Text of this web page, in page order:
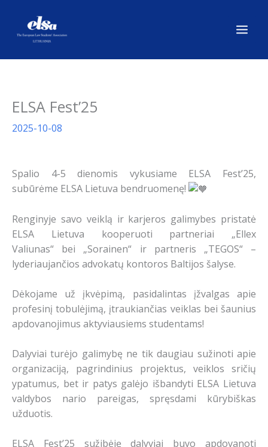
turinio
ELSA Fest’25
2025-10-08
Spalio 4-5 dienomis vykusiame ELSA Fest’25,
subūrėme ELSA Lietuva bendruomenę!
Renginyje savo veiklą ir karjeros galimybes pristatė
ELSA Lietuva kooperuoti partneriai „Ellex
Valiunas“ bei „Sorainen“ ir partneris „TEGOS“ –
lyderiaujančios advokatų kontoros Baltijos šalyse.
Dėkojame už įkvėpimą, pasidalintas įžvalgas apie
profesinį tobulėjimą, įtraukiančias veiklas bei šaunius
apdovanojimus aktyviausiems studentams!
Dalyviai turėjo galimybę ne tik daugiau sužinoti apie
organizaciją, pagrindinius projektus, veiklos sričių
ypatumus, bet ir patys galėjo išbandyti ELSA Lietuva
valdybos nario pareigas, spręsdami kūrybiškas
užduotis.
ELSA Fest’25 sužibėję dalyviai buvo apdovanoti